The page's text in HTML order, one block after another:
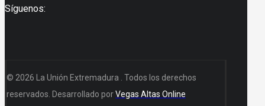
Síguenos:
© 2026 La Unión Extremadura . Todos los derechos
reservados. Desarrollado porVegas Altas Online